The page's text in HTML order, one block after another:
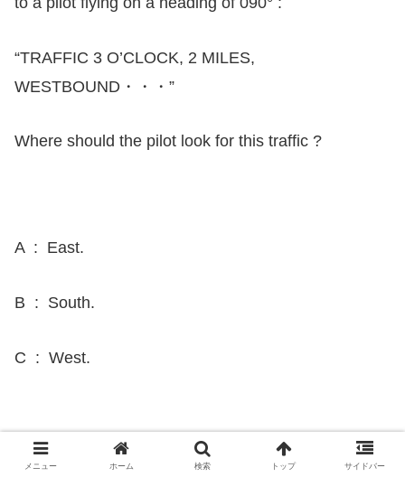
“TRAFFIC 3 O’CLOCK, 2 MILES,
WESTBOUND・・・”
Where should the pilot look for this traffic ?
A : East.
B : South.
C : West.
An ATC radar facility issues
メニュー ホーム 検索 トップ サイドバー